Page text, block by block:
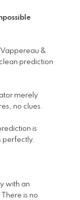
&
prediction
merely
no clues.
is
perfectly.
with an
is no